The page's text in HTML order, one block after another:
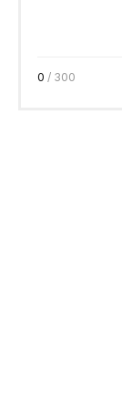
0 / 300